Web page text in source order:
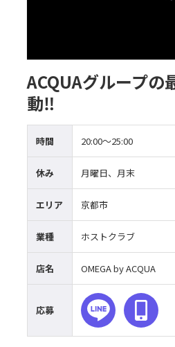
ACQUAグループの
動‼
時間 20:00～25:00
休み 月曜日、月末
エリア 京都市
業種 ホストクラブ
店名 OMEGA by ACQUA
応募